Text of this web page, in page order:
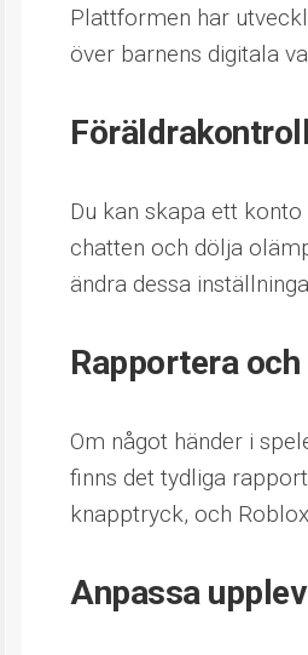
Plattformen har
över barnens digitala
Du kan skapa ett
chatten och dölja
ändra dessa
Rapportera
Om något händer i
finns det tydliga
knapptryck, och
Anpassa